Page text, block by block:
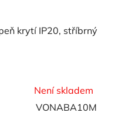
krytí IP20, stříbrný
Není skladem
VONABA10M